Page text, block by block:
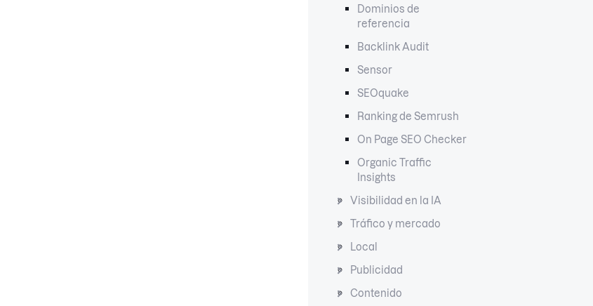
Dominios de
referencia
Backlink Audit
Sensor
SEOquake
Ranking de Semrush
On Page SEO Checker
Organic Traffic
Insights
Visibilidad en la IA
Tráfico y mercado
Local
Publicidad
Contenido